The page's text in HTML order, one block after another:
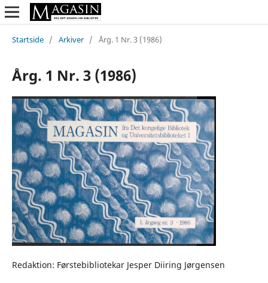
Startside / Arkiver / Årg. 1 Nr. 3 (1986)
Årg. 1 Nr. 3 (1986)
Redaktion: Førstebibliotekar Jesper Diiring Jørgensen